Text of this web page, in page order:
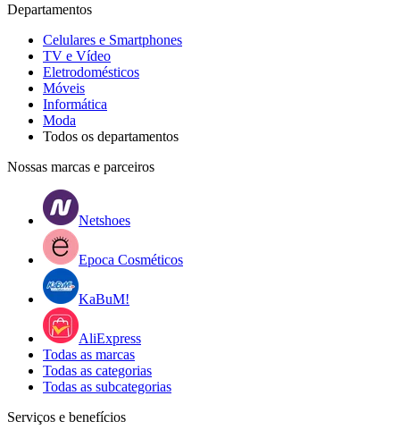
Departamentos
Celulares e Smartphones
TV e Vídeo
Eletrodomésticos
Móveis
Informática
Moda
Todos os departamentos
Nossas marcas e parceiros
Netshoes
Epoca Cosméticos
KaBuM!
AliExpress
Todas as marcas
Todas as categorias
Todas as subcategorias
Serviços e benefícios